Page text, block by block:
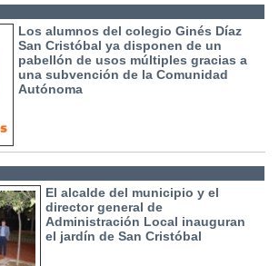
Los alumnos del colegio Ginés Díaz
San Cristóbal ya disponen de un
pabellón de usos múltiples gracias a
una subvención de la Comunidad
Autónoma
El alcalde del municipio y el
director general de
Administración Local inauguran
el jardín de San Cristóbal